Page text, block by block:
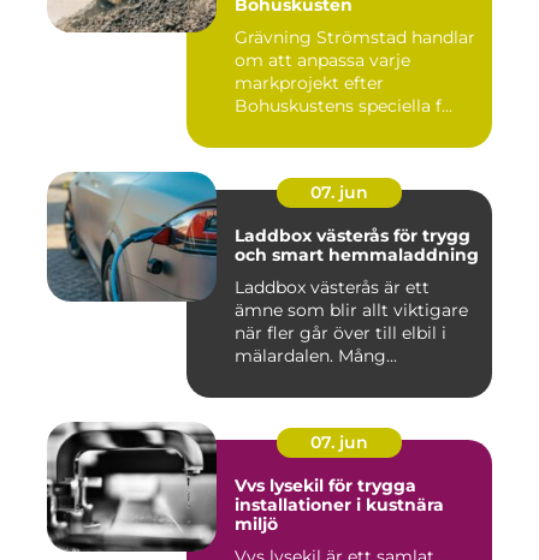
Bohuskusten
Grävning Strömstad handlar
om att anpassa varje
markprojekt efter
Bohuskustens speciella f...
07. jun
Laddbox västerås för trygg
och smart hemmaladdning
Laddbox västerås är ett
ämne som blir allt viktigare
när fler går över till elbil i
mälardalen. Mång...
07. jun
Vvs lysekil för trygga
installationer i kustnära
miljö